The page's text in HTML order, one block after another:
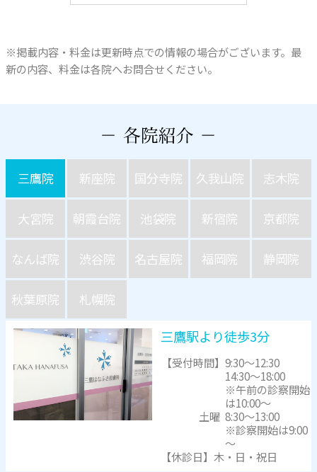
※掲載内容・料金は更新時点での情報の場合がございます。最
新の内容、料金は各院へお問合せください。
三鷹院 新座院 国分寺院 久我山院 志木院
大宮院 朝霞台院 池袋院 新宿院 京都院
なんば院 渋谷院 名古屋院 福岡院 静岡院
秋葉原院 札幌院
三鷹駅より徒歩3分
【受付時間】9:30～12:30
14:30～18:00
※午前の診察開始
は10:00～
土曜 8:30～13:00
※診察開始は9:00
～
【休診日】木・日・祝日